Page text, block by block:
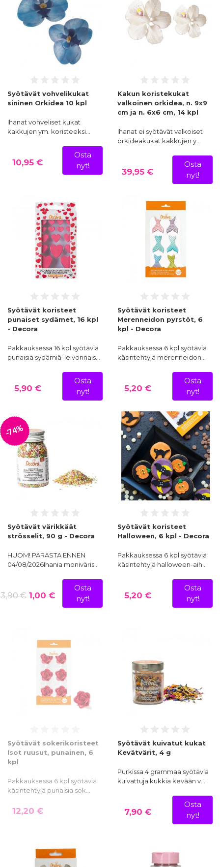
Syötävät vohvelikukat
sininen Orkidea 10 kpl
Ihanat vohveliset kukat
kakkujen ym. koristeeksi…
10,95 €
Osta
nyt!
Kakun koristekukat
valkoinen orkidea, n. 9x9
cm ja n. 6x6 cm, 14 kpl
Ihanat ei syötävät valkoiset
orkideakukat kakkujen y…
39,95 €
Osta
nyt!
Syötävät koristeet
punaiset sydämet, 16 kpl
- Decora
Pakkauksessa 16 kpl syötäviä
punaisia sydämiä leivonnais…
5,90 €
Osta
nyt!
Syötävät koristeet
Merenneidon pyrstöt, 6
kpl - Decora
Pakkauksessa 6 kpl syötäviä
käsintehtyjä merenneidon…
5,20 €
Osta
nyt!
-74%
Syötävät värikkäät
strösselit, 90 g - Decora
HUOM! PARASTA ENNEN
04/08/2026Ihania moniväris…
3,90 €1,00 €
Osta
nyt!
Syötävät koristeet
Halloween, 6 kpl - Decora
Pakkauksessa 6 kpl syötäviä
käsintehtyjä halloween-aih…
5,20 €
Osta
nyt!
Syötävät sokerikoristeet
Isot ruusut, punainen, 6
kpl
Pakkauksessa 6 kpl syötäviä
käsintehtyjä punaisia sok…
12,20 €
Syötävät kuivatut kukat
Kevätvärit, 4 g
Purkissa 4 grammaa syötäviä
kuivattuja kukkia kevään v…
7,90 €
Osta
nyt!